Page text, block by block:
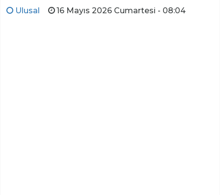
Ulusal 16 Mayıs 2026 Cumartesi - 08:04